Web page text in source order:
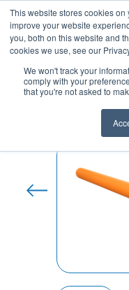
This website stores cookies
improve your website
you, both on this website and
cookies we use, see our
We won't track your
comply with your
that you're not asked to
Vai
al
contenuto
Home/
/